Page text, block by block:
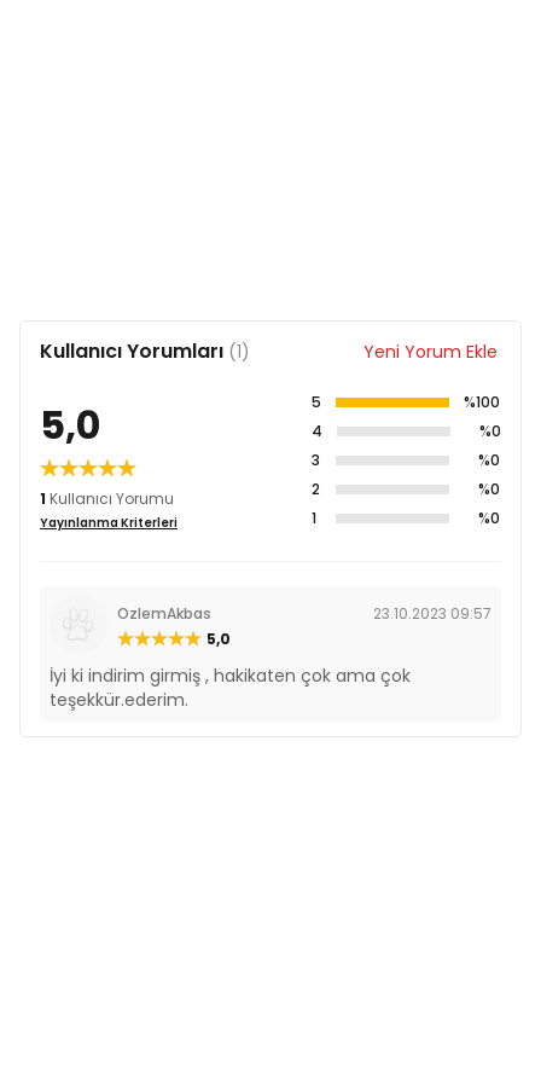
Kullanıcı Yorumları (1) Yeni Yorum Ekle
5,0
1 Kullanıcı Yorumu
Yayınlanma Kriterleri
5
%100
4
%0
3
%0
2
%0
1
%0
OzlemAkbas
23.10.2023 09:57
5,0
İyi ki indirim girmiş , hakikaten çok ama çok
teşekkür.ederim.